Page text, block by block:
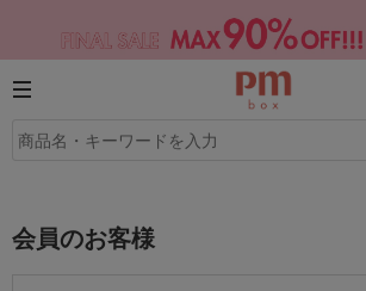
会員のお客様